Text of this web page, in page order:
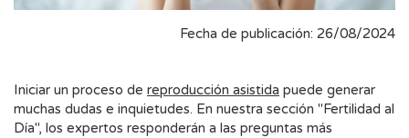
Fecha de publicación: 26/08/2024
Iniciar un proceso de reproducción asistida
muchas dudas e inquietudes. En nuestra sección "Fertilidad al
Día", los expertos responderán a las preguntas más